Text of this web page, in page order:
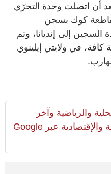
أن اتصلت وحدة التحرّي
كوك بسجن
السجين إلى إنديانا، وتم
كافة، في ولايتي إيلينوي
والرياضية وآخر
المستجدات السياسية والإقتصادية عبر Google